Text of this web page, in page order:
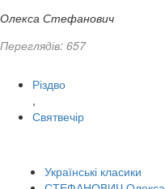
Олекса Стефанович
Переглядів: 657
Різдво
,
Святвечір
Українські класики